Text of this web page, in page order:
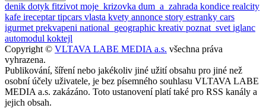
denik dotyk fitzivot moje_krizovka dum_a_zahrada kondice realcity
kafe ireceptartipcars vlasta kvety annonce story estranky cars
igurmet prekvapeni national_geographic kreativ poznat_svet iglanc
automodul koktejl
Copyright © VLTAVA LABE MEDIA a.s. všechna práva
vyhrazena.
Publikování, šíření nebo jakékoliv jiné užití obsahu pro jiné než
osobní účely uživatele, je bez písemného souhlasu VLTAVA LABE
MEDIA a.s. zakázáno. Toto ustanovení platí také pro RSS kanály a
jejich obsah.